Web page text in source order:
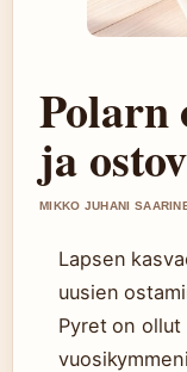
Polarn
ja
MIKKO JUHANI
Lapsen
uusien
Pyret on